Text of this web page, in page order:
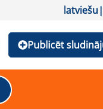
latviešu|
Publicēt